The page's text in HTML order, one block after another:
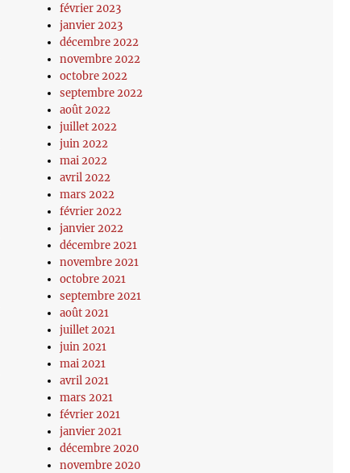
février 2023
janvier 2023
décembre 2022
novembre 2022
octobre 2022
septembre 2022
août 2022
juillet 2022
juin 2022
mai 2022
avril 2022
mars 2022
février 2022
janvier 2022
décembre 2021
novembre 2021
octobre 2021
septembre 2021
août 2021
juillet 2021
juin 2021
mai 2021
avril 2021
mars 2021
février 2021
janvier 2021
décembre 2020
novembre 2020